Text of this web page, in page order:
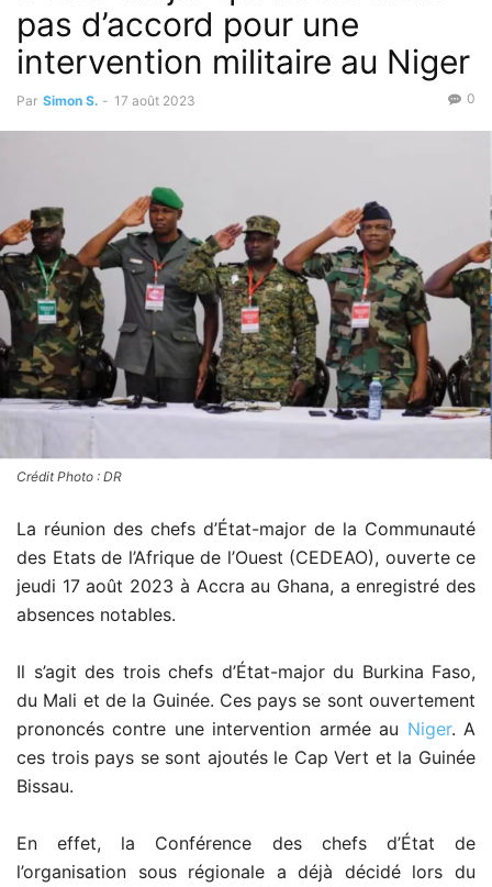
pas d’accord pour une
intervention militaire au Niger
Par Simon S. - 17 août 2023 0
Crédit Photo : DR
La réunion des chefs d’État-major de la Communauté
des Etats de l’Afrique de l’Ouest (CEDEAO), ouverte ce
jeudi 17 août 2023 à Accra au Ghana, a enregistré des
absences notables.
Il s’agit des trois chefs d’État-major du Burkina Faso,
du Mali et de la Guinée. Ces pays se sont ouvertement
prononcés contre une intervention armée au Niger. A
ces trois pays se sont ajoutés le Cap Vert et la Guinée
Bissau.
En effet, la Conférence des chefs d’État de
l’organisation sous régionale a déjà décidé lors du